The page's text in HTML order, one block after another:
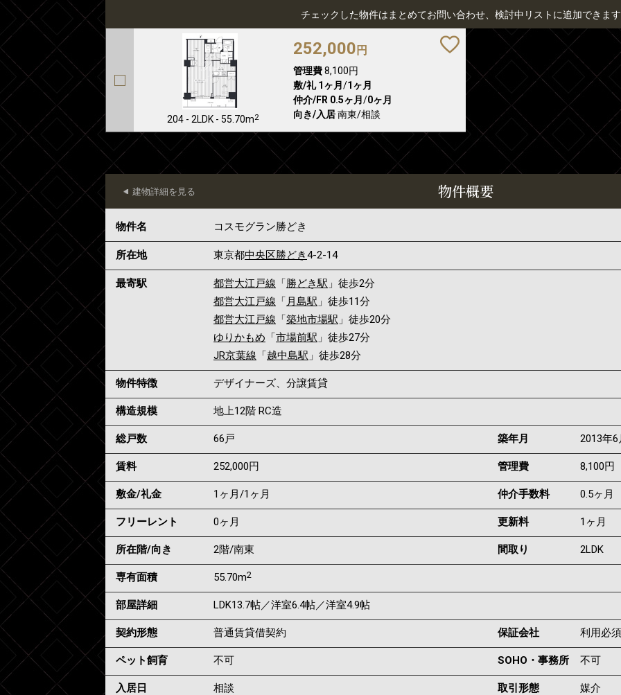
チェックした物件はまとめてお問い合わせ、検討中リストに追加できま
204 - 2LDK - 55.70m2
252,000 円
管理費8,100円
敷/礼 1ヶ月 /1ヶ月
仲介/FR 0.5ヶ月 /0ヶ月
向き/入居南東/相談
物件概要
建物詳細を見る
物件名 コスモグラン勝どき
所在地 東京都中央区勝どき4-2-14
最寄駅 都営大江戸線 「勝どき駅 」徒歩2分
都営大江戸線 「月島駅 」徒歩11分
都営大江戸線 「築地市場駅 」徒歩20分
ゆりかもめ 「市場前駅 」徒歩27分
JR京葉線 「越中島駅 」徒歩28分
物件特徴 デザイナーズ、分譲賃貸
構造規模 地上12階 RC造
総戸数 66戸 築年月 2013年6
賃料 252,000円 管理費 8,100円
敷金/礼金 1ヶ月/1ヶ月 仲介手数料 0.5ヶ月
フリーレント 0ヶ月 更新料 1ヶ月
所在階/向き 2階/南東 間取り 2LDK
専有面積 55.70m2
部屋詳細 LDK13.7帖／洋室6.4帖／洋室4.9帖
契約形態 普通賃貸借契約 保証会社 利用必須
ペット飼育 不可 SOHO・事務所 不可
入居日 相談 取引形態 媒介